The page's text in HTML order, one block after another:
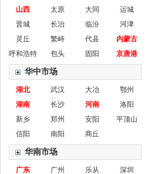
山西
太原 大同
运城
晋城
长治 临汾
河津
灵丘
繁峙 代县
内蒙古
呼和浩特
包头 固阳 京唐港
华中市场
湖北 武汉 大冶
鄂州
湖南
长沙 河南
洛阳
新乡
郑州 安阳
平顶山
信阳
南阳 商丘
华南市场
广东 广州 乐从
深圳